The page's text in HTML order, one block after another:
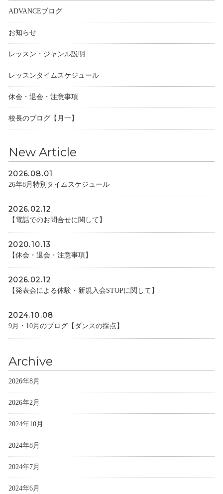
ADVANCEブログ
お知らせ
レッスン・ジャンル説明
レッスンタイムスケジュール
休会・退会・注意事項
校長のブログ【月一】
New Article
2026.08.01
26年8月特別タイムスケジュール
2026.02.12
【電話でのお問合せに関して】
2020.10.13
【休会・退会・注意事項】
2026.02.12
【発表会による体験・新規入会STOPに関して】
2024.10.08
9月・10月のブログ【ダンスの採点】
Archive
2026年8月
2026年2月
2024年10月
2024年8月
2024年7月
2024年6月